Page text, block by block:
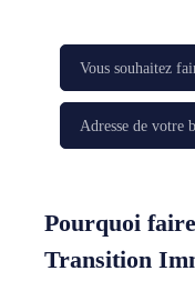
Vous souhaitez
Adresse de votre
Pourquoi
Transition